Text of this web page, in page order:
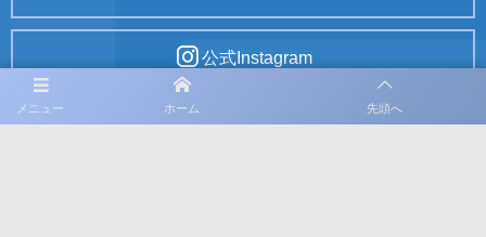
メニュー ホーム 先頭へ
公式Instagram